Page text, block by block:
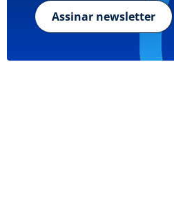
Assinar newsletter